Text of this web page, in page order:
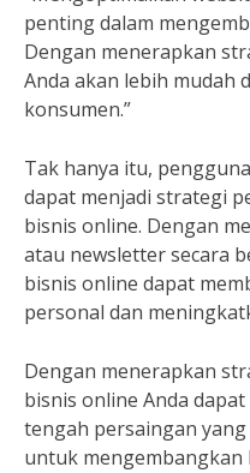
penting dalam
Dengan menerapkan
Anda akan lebih mudah
konsumen.”
Tak hanya itu,
dapat menjadi strategi
bisnis online. Dengan
atau newsletter secara
bisnis online dapat
personal dan
Dengan menerapkan
bisnis online Anda
tengah persaingan yang
untuk mengembangkan